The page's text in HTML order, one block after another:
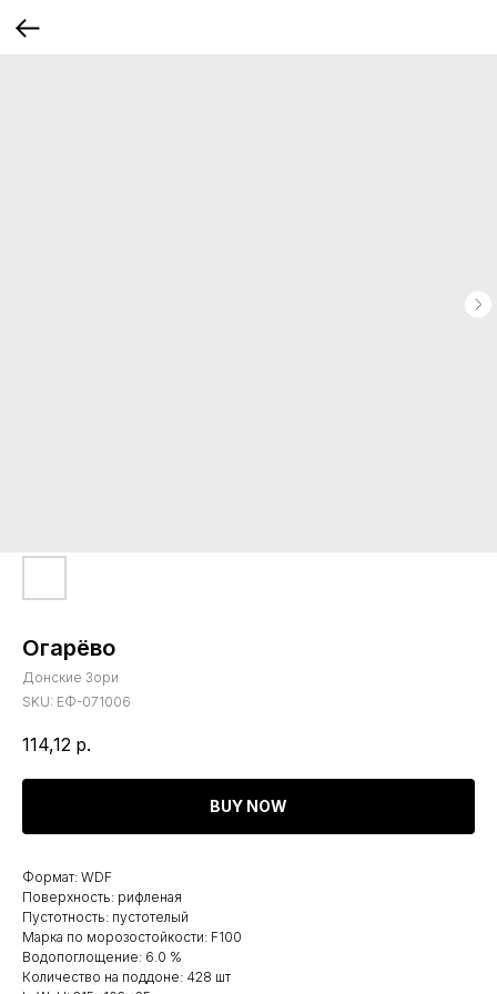
Огарёво
Донские Зори
SKU: ЕФ-071006
114,12 р.
BUY NOW
Формат: WDF
Поверхность: рифленая
Пустотность: пустотелый
Марка по морозостойкости: F100
Водопоглощение: 6.0 %
Количество на поддоне: 428 шт